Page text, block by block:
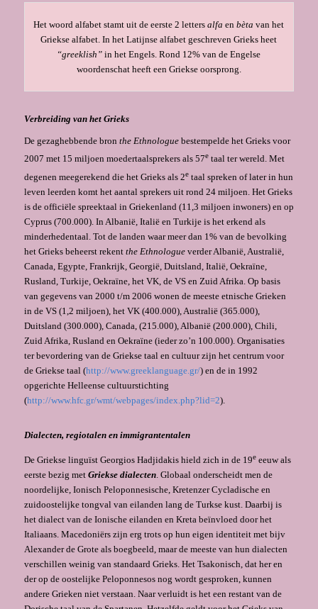
Het woord alfabet stamt uit de eerste 2 lettersalfa enbèta van het
Griekse alfabet. In het Latijnse alfabet geschreven Grieks heet
“greeklish” in het Engels. Rond 12% van de Engelse
woordenschat heeft een Griekse oorsprong.
Verbreiding van het Grieks
De gezaghebbende bron the Ethnologuebestempelde het Grieks voor
2007 met 15 miljoen moedertaalsprekers als 57etaal ter wereld. Met
degenen meegerekend die het Grieks als 2etaal spreken of later in hun
leven leerden komt het aantal sprekers uit rond 24 miljoen. Het Grieks
is de officiële spreektaal in Griekenland (11,3 miljoen inwoners) en op
Cyprus (700.000). In Albanië, Italië en Turkije is het erkend als
minderhedentaal. Tot de landen waar meer dan 1% van de bevolking
het Grieks beheerst rekent the Ethnologueverder Albanië, Australië,
Canada, Egypte, Frankrijk, Georgië, Duitsland, Italië, Oekraïne,
Rusland, Turkije, Oekraïne, het VK, de VS en Zuid Afrika. Op basis
van gegevens van 2000 t/m 2006 wonen de meeste etnische Grieken
in de VS (1,2 miljoen), het VK (400.000), Australië (365.000),
Duitsland (300.000), Canada, (215.000), Albanië (200.000), Chili,
Zuid Afrika, Rusland en Oekraïne (ieder zo’n 100.000). Organisaties
ter bevordering van de Griekse taal en cultuur zijn het centrum voor
de Griekse taal (http://www.greeklanguage.gr/) en de in 1992
opgerichte Helleense cultuurstichting
(http://www.hfc.gr/wmt/webpages/index.php?lid=2).
Dialecten, regiotalen en immigrantentalen
De Griekse linguïst Georgios Hadjidakis hield zich in de 19eeeuw als
eerste bezig met Griekse dialecten. Globaal onderscheidt men de
noordelijke, Ionisch Peloponnesische, Kretenzer Cycladische en
zuidoostelijke tongval van eilanden lang de Turkse kust. Daarbij is
het dialect van de Ionische eilanden en Kreta beïnvloed door het
Italiaans. Macedoniërs zijn erg trots op hun eigen identiteit met bijv
Alexander de Grote als boegbeeld, maar de meeste van hun dialecten
verschillen weinig van standaard Grieks. Het Tsakonisch, dat her en
der op de oostelijke Peloponnesos nog wordt gesproken, kunnen
andere Grieken niet verstaan. Naar verluidt is het een restant van de